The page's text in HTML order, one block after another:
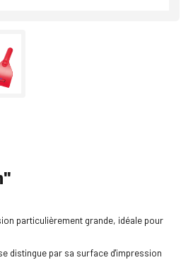
particulièrement grande, idéale pour
distingue par sa surface d'impression